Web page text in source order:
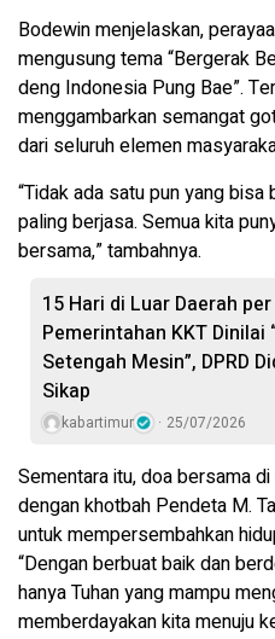
Bodewin menjelaskan,
mengusung tema “Bergerak
deng Indonesia Pung Bae”.
menggambarkan semangat
dari seluruh elemen
“Tidak ada satu pun yang
paling berjasa. Semua kita
bersama,” tambahnya.
15 Hari di Luar Daerah
Pemerintahan KKT Dinilai
Setengah Mesin”, DPRD
Sikap
kabartimur 25/07/2026
Sementara itu, doa bersama
dengan khotbah Pendeta M.
untuk mempersembahkan
“Dengan berbuat baik dan
hanya Tuhan yang mampu
memberdayakan kita menuju